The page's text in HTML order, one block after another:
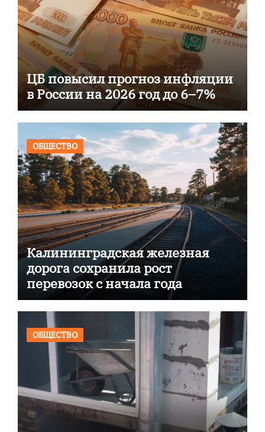
ЦБ повысил прогноз инфляции
в России на 2026 год до 6–7%
ОБЩЕСТВО
Калининградская железная
дорога сохранила рост
перевозок с начала года
ОБЩЕСТВО